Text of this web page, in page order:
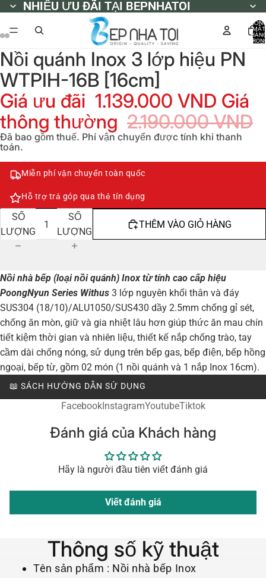
NHIỀU ƯU ĐÃI TẠI BEPNHATOI
NHIỀU ƯU ĐÃI TẠI BEPNHATOI
MẶT
Nồi quánh Inox 3 lớp hiệu PN
WTPIH-16B [16cm]
Giá ưu đãi 1.139.000 VND Giá
thông thường 2.190.000 VND
Đã bao gồm thuế. Phí vận chuyển được tính khi thanh
toán.
Miễn phí vận chuyển toàn quốc
Hỗ trợ trả góp qua thẻ tín dụng
GIẢM
SỐ
LƯỢNG
TĂNG
SỐ
LƯỢNG
THÊM VÀO GIỎ HÀNG
Nồi nhà bếp (loại nồi quánh) Inox từ tính cao cấp hiệu
PoongNyun Series Withus 3 lớp nguyên khối thân và đáy
SUS304 (18/10)/ALU1050/SUS430 dầy 2.5mm chống gỉ sét,
chống ăn mòn, giữ và gia nhiệt lâu hơn giúp thức ăn mau chín
tiết kiệm thời gian và nhiên liệu, thiết kế nắp chống trào, tay
cầm dài chống nóng, sử dụng trên bếp gas, bếp điện, bếp hồng
ngoại, bếp từ, gồm 02 món (1 nồi quánh và 1 nắp Inox 16cm).
📖 SÁCH HƯỚNG DẪN SỬ DỤNG
FacebookInstagramYoutubeTiktok
Đánh giá của Khách hàng
Hãy là người đầu tiên viết đánh giá
Viết đánh giá
Thông số kỹ thuật
Tên sản phẩm : Nồi nhà bếp Inox